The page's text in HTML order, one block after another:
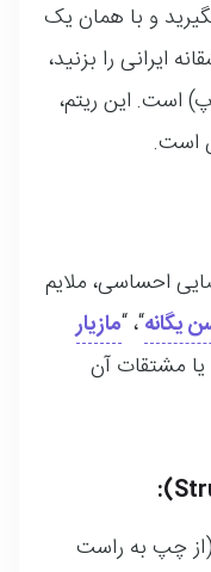
و با همان یک
ایرانی را بزنید،
است. این ریتم،
است.
که فضایی احساسی، ملایم
یگانه“، “مازیار
یا مشتقات آن
چپ به راست